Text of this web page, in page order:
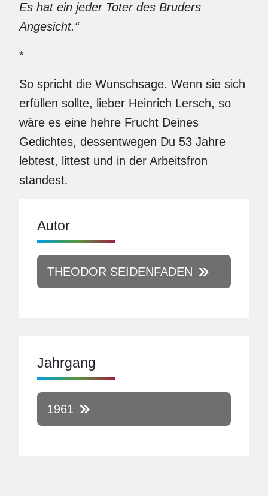
Es hat ein jeder Toter des Bruders
Angesicht.“
*
So spricht die Wunschsage. Wenn sie sich
erfüllen sollte, lieber Heinrich Lersch, so
wäre es eine hehre Frucht Deines
Gedichtes, dessentwegen Du 53 Jahre
lebtest, littest und in der Arbeitsfron
standest.
Autor
THEODOR SEIDENFADEN
Jahrgang
1961